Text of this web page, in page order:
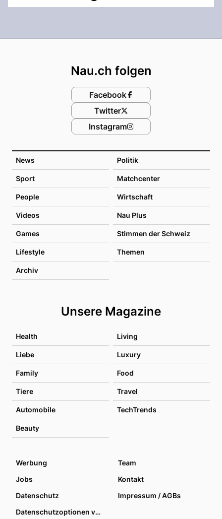
News Politik
Sport Matchcenter
People Wirtschaft
Videos Nau Plus
Games Stimmen der Schweiz
Lifestyle Themen
Archiv
Unsere Magazine
Health Living
Liebe Luxury
Family Food
Tiere Travel
Automobile TechTrends
Beauty
Nau.ch folgen
Facebook
Twitter
Instagram
Werbung
Team
Jobs
Kontakt
Datenschutz
Impressum / AGBs
Datenschutzoptionen verwalten